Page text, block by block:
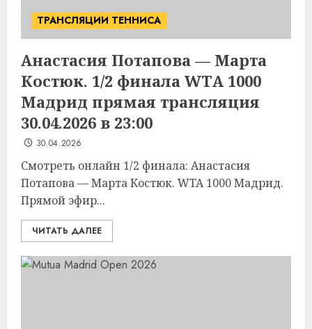
ТРАНСЛЯЦИИ ТЕННИСА
Анастасия Потапова — Марта
Костюк. 1/2 финала WTA 1000
Мадрид прямая трансляция
30.04.2026 в 23:00
30.04.2026
Смотреть онлайн 1/2 финала: Анастасия
Потапова — Марта Костюк. WTA 1000 Мадрид.
Прямой эфир...
ЧИТАТЬ ДАЛЕЕ